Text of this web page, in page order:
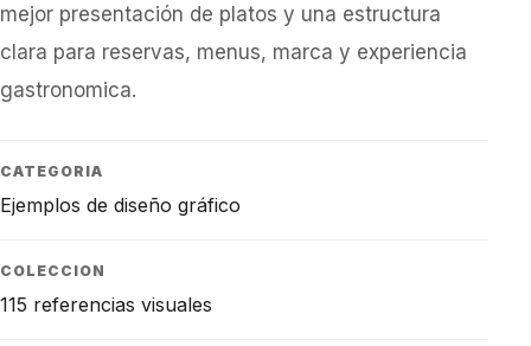
mejor presentación de platos y una estructura
clara para reservas, menus, marca y experiencia
gastronomica.
CATEGORIA
Ejemplos de diseño gráfico
COLECCION
115 referencias visuales